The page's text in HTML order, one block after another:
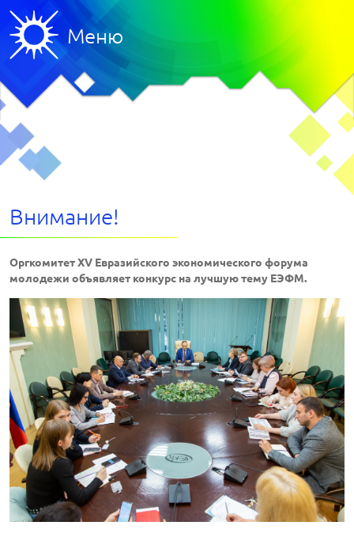
Меню
Внимание!
Оргкомитет XV Евразийского экономического форума
молодежи объявляет конкурс на лучшую тему ЕЭФМ.